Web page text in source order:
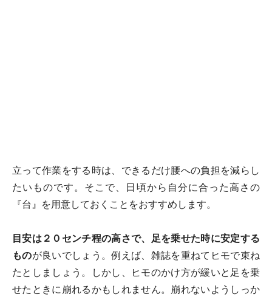
立って作業をする時は、できるだけ腰への負担を減らし
たいものです。そこで、日頃から自分に合った高さの
『台』を用意しておくことをおすすめします。
目安は２０センチ程の高さで、足を乗せた時に安定する
ものが良いでしょう。例えば、雑誌を重ねてヒモで束ね
たとしましょう。しかし、ヒモのかけ方が緩いと足を乗
せたときに崩れるかもしれません。崩れないようしっか